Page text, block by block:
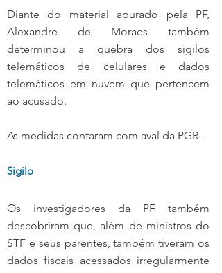
Diante do material apurado pela PF,
Alexandre de Moraes também
determinou a quebra dos sigilos
telemáticos de celulares e dados
telemáticos em nuvem que pertencem
ao acusado.
As medidas contaram com aval da PGR.
Sigilo
Os investigadores da PF também
descobriram que, além de ministros do
STF e seus parentes, também tiveram os
dados fiscais acessados irregularmente